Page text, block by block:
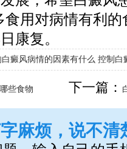
用对病情有利
康复。
白癜风病情的因素有什么 控制白
些食物 下一篇：
麻烦，说不清